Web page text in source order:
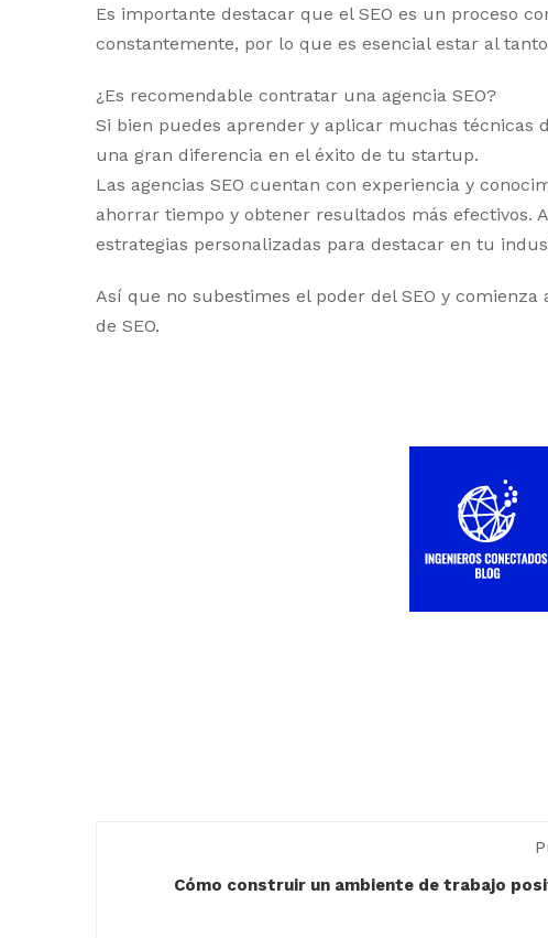
Es importante destacar que el SEO es un proceso
constantemente, por lo que es esencial estar al
¿Es recomendable contratar una agencia SEO?
Si bien puedes aprender y aplicar muchas técnicas
una gran diferencia en el éxito de tu startup.
Las agencias SEO cuentan con experiencia y
ahorrar tiempo y obtener resultados más efectivos.
estrategias personalizadas para destacar en tu
Así que no subestimes el poder del SEO y
de SEO.
Cómo construir un ambiente de trabajo